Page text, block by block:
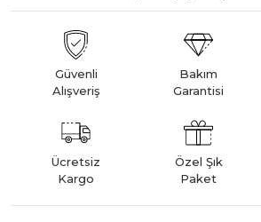
Güvenli
Alışveriş
Bakım
Garantisi
Ücretsiz
Kargo
Özel Şık
Paket